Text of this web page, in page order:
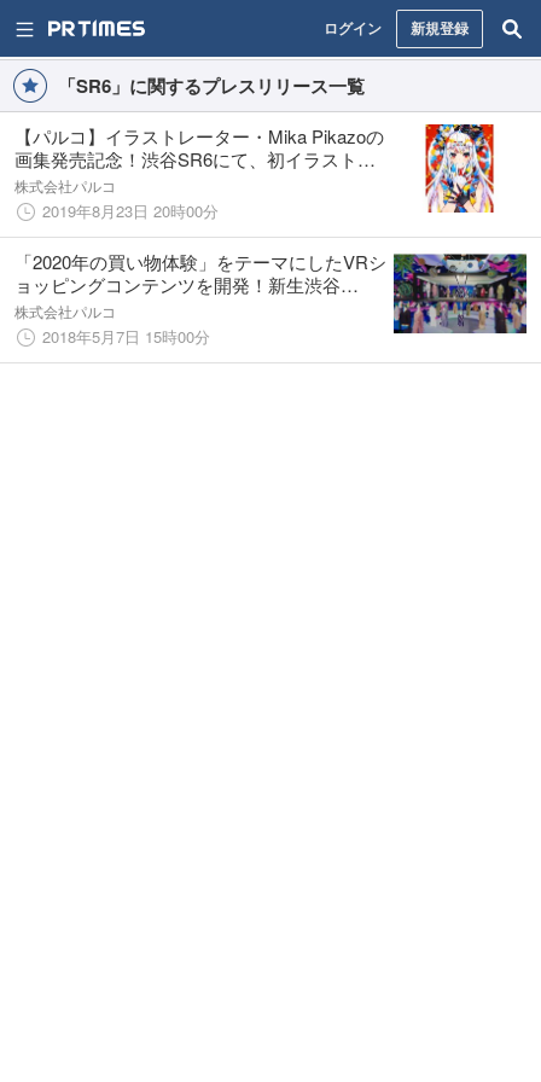
ログイン 新規登録
「SR6」に関するプレスリリース一覧
【パルコ】イラストレーター・Mika Pikazoの
画集発売記念！渋谷SR6にて、初イラスト展
示会『Mika Pikazo展』の開催決定！＜画集の
先行限定販売とサイン会も実施＞
株式会社パルコ
2019年8月23日 20時00分
「2020年の買い物体験」をテーマにしたVRシ
ョッピングコンテンツを開発！新生渋谷
PARCOでの新たなショッピング体験創出を目
指し5/10(木)より渋谷にてデモを実施
株式会社パルコ
2018年5月7日 15時00分